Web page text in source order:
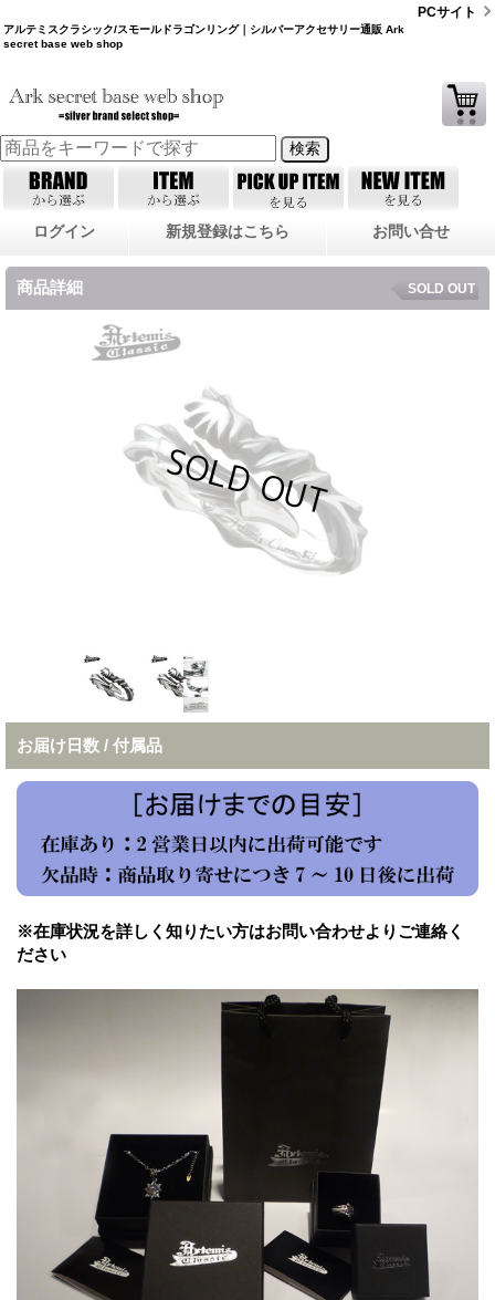
アルテミスクラシック/スモールドラゴンリング｜シルバーアクセサリー通販 Ark
secret base web shop
PCサイト
ログイン 新規登録はこちら お問い合せ
商品詳細 SOLD OUT
お届け日数 / 付属品
※在庫状況を詳しく知りたい方はお問い合わせよりご連絡く
ださい